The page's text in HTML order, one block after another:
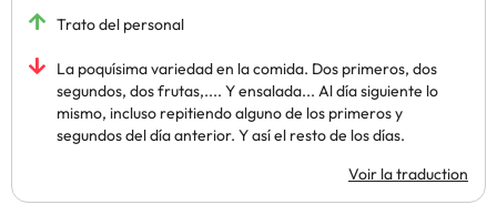
Trato del personal
La poquísima variedad en la comida. Dos primeros, dos
segundos, dos frutas,.... Y ensalada... Al día siguiente lo
mismo, incluso repitiendo alguno de los primeros y
segundos del día anterior. Y así el resto de los días.
Voir la traduction